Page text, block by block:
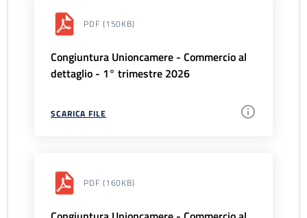
PDF (150KB)
Congiuntura Unioncamere - Commercio al
dettaglio - 1° trimestre 2026
SCARICA FILE
PDF (160KB)